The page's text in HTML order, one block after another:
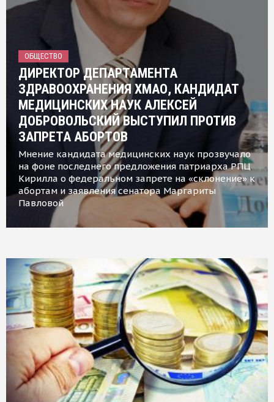
ОБЩЕСТВО
ДИРЕКТОР ДЕПАРТАМЕНТА
ЗДРАВООХРАНЕНИЯ ХМАО, КАНДИДАТ
МЕДИЦИНСКИХ НАУК АЛЕКСЕЙ
ДОБРОВОЛЬСКИЙ ВЫСТУПИЛ ПРОТИВ
ЗАПРЕТА АБОРТОВ
Мнение кандидата медицинских наук прозвучало
на фоне последнего предложения патриарха РПЦ
Кирилла о федеральном запрете на «склонение» к
абортам и заявления сенатора Маргариты
Павловой